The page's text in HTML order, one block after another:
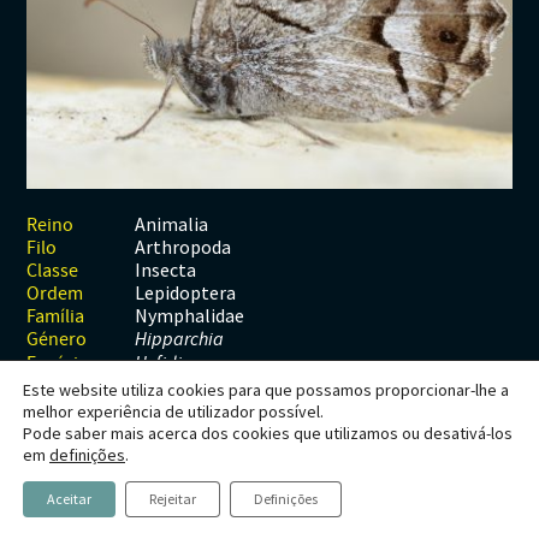
Reino
Animalia
Filo
Arthropoda
Classe
Insecta
Ordem
Lepidoptera
Família
Nymphalidae
Género
Hipparchia
Espécie H. fidia
Hipparchia fidia
Este website utiliza cookies para que possamos proporcionar-lhe a
melhor experiência de utilizador possível.
Pode saber mais acerca dos cookies que utilizamos ou desativá-los
em definições.
Aceitar Rejeitar Definições
ContactosArtrópodes
Aracnídeos
Crustáceos
Diplópodes
Cnidários
Cordados
Anfíbios
Tunicados
Angiospérmicas
Briófitas
Gimnospérmicas
Fungos
Ascomicetes
Basidiomicetes
Anelídeos
Artrópodes
Braquiópodes
Peixes
Répteis
Plantas
Gimnospérmicas
Pteridófitas
Chromista
Glossário
Revista Naturae digital
Financiamento